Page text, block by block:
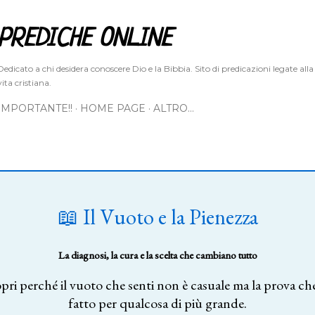
ONLINE
a chi desidera conoscere Dio e la Bibbia. Sito di predicazioni legate alla
cristiana.
HOME PAGE ALTRO…
📖 Il Vuoto e la Pienezza
La diagnosi, la cura e la scelta che cambiano tutto
perché il vuoto che senti non è casuale ma la prova
fatto per qualcosa di più grande.